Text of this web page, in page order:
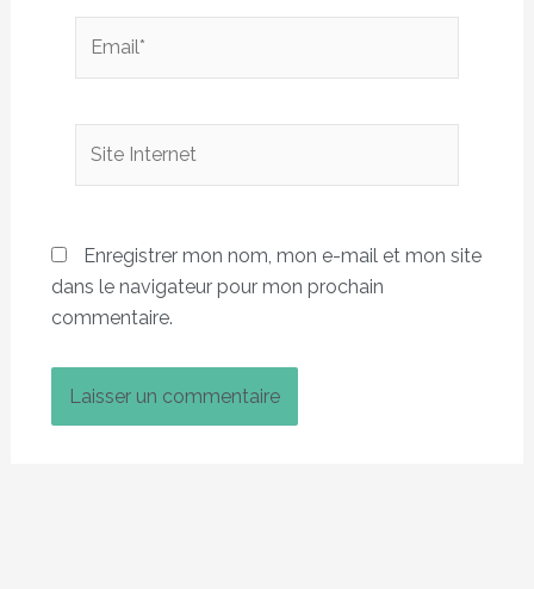
Internet
Enregistrer mon nom, mon e-mail et mon site
dans le navigateur pour mon prochain
commentaire.